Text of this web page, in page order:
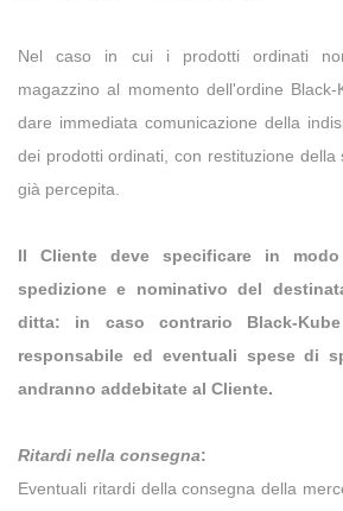
Nel caso in cui i prodotti ordinati
magazzino al momento dell'ordine
dare immediata comunicazione della
dei prodotti ordinati, con restituzione della
già percepita.
Il Cliente deve specificare in
spedizione e nominativo del
ditta: in caso contrario Black-
responsabile ed eventuali spese di
andranno addebitate al Cliente.
Ritardi nella consegna:
Eventuali ritardi della consegna della